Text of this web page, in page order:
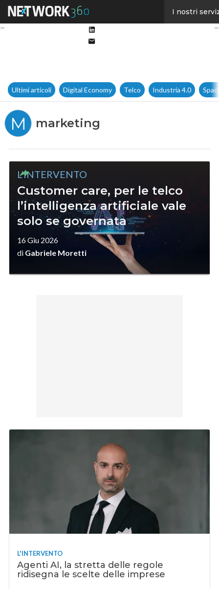
I nostri
Ultimi articoli Digital Economy Telco Industria 4.0
M marketing
L'INTERVENTO
Customer care, per le telco
l’intelligenza artificiale vale
solo se governata
16 Giu 2026
di Gabriele Moretti
L'INTERVENTO
Agenti AI, la stretta delle regole
ridisegna le scelte delle imprese